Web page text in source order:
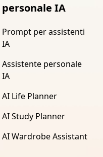
personale IA
Prompt per assistenti
IA
Assistente personale
IA
AI Life Planner
AI Study Planner
AI Wardrobe Assistant